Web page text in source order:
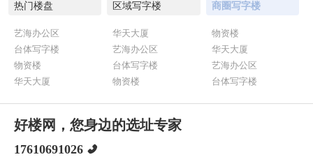
热门楼盘 区域写字楼 商圈写字楼
艺海办公区 华天大厦
物资楼
台体写字楼
艺海办公区
华天大厦
物资楼
台体写字楼
艺海办公区
华天大厦
物资楼 台体写字楼
好楼网，您身边的选址专家
17610691026